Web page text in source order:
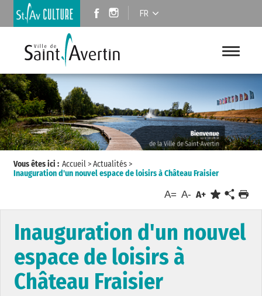
FR
Vous êtes ici : Accueil>Actualités>
Inauguration d'un nouvel espace de loisirs à Château Fraisier
A= A- A+
Inauguration d'un nouvel
espace de loisirs à
Château Fraisier